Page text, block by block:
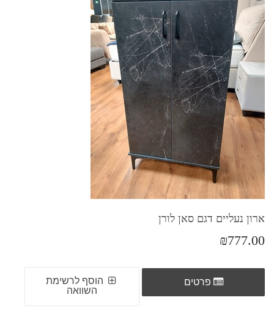
ארון נעליים דגם סאן לורן
₪777.00
פרטים
הוסף לרשימת
השוואה